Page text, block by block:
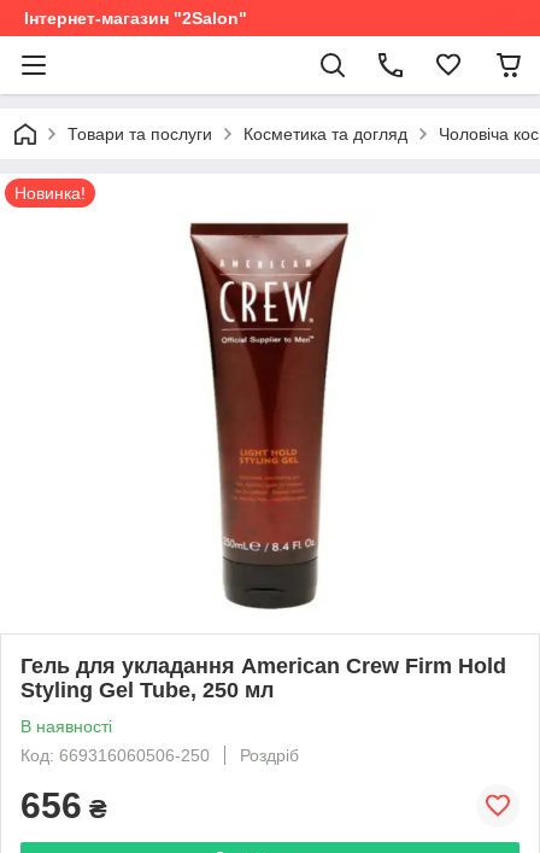
Інтернет-магазин "2Salon"
Товари та послуги Косметика та догляд Чоловіча
Новинка!
Гель для укладання American Crew Firm Hold
Styling Gel Tube, 250 мл
В наявності
Код: 669316060506-250
Роздріб
656 ₴